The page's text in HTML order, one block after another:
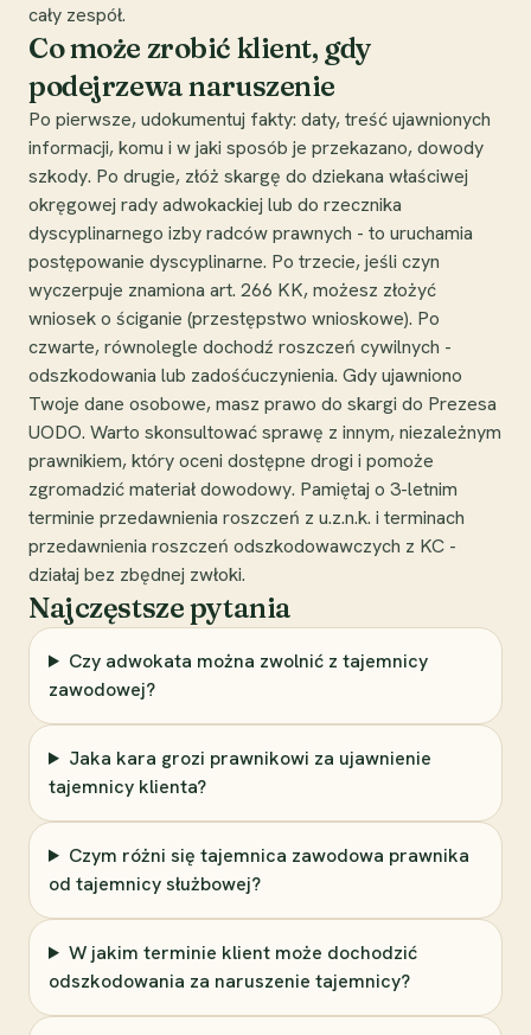
cały zespół.
Co może zrobić klient, gdy
podejrzewa naruszenie
Po pierwsze, udokumentuj fakty: daty, treść ujawnionych
informacji, komu i w jaki sposób je przekazano, dowody
szkody. Po drugie, złóż skargę do dziekana właściwej
okręgowej rady adwokackiej lub do rzecznika
dyscyplinarnego izby radców prawnych - to uruchamia
postępowanie dyscyplinarne. Po trzecie, jeśli czyn
wyczerpuje znamiona art. 266 KK, możesz złożyć
wniosek o ściganie (przestępstwo wnioskowe). Po
czwarte, równolegle dochodź roszczeń cywilnych -
odszkodowania lub zadośćuczynienia. Gdy ujawniono
Twoje dane osobowe, masz prawo do skargi do Prezesa
UODO. Warto skonsultować sprawę z innym, niezależnym
prawnikiem, który oceni dostępne drogi i pomoże
zgromadzić materiał dowodowy. Pamiętaj o 3-letnim
terminie przedawnienia roszczeń z u.z.n.k. i terminach
przedawnienia roszczeń odszkodowawczych z KC -
działaj bez zbędnej zwłoki.
Najczęstsze pytania
Czy adwokata można zwolnić z tajemnicy
zawodowej?
Jaka kara grozi prawnikowi za ujawnienie
tajemnicy klienta?
Czym różni się tajemnica zawodowa prawnika
od tajemnicy służbowej?
W jakim terminie klient może dochodzić
odszkodowania za naruszenie tajemnicy?